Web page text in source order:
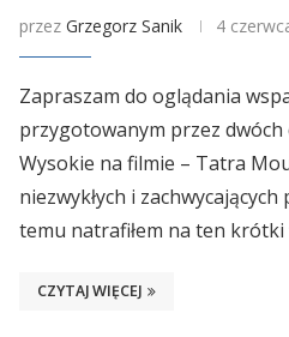
przez Grzegorz Sanik 4
Zapraszam do oglądania
przygotowanym przez
Wysokie na filmie – Tatra
niezwykłych i
temu natrafiłem na ten
CZYTAJ WIĘCEJ